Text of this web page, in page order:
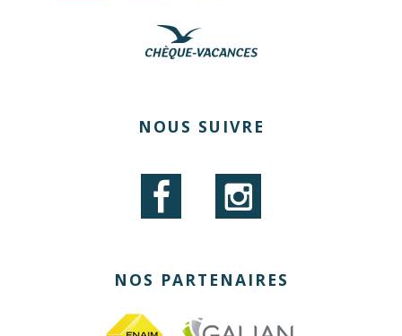
NOUS SUIVRE
NOS PARTENAIRES